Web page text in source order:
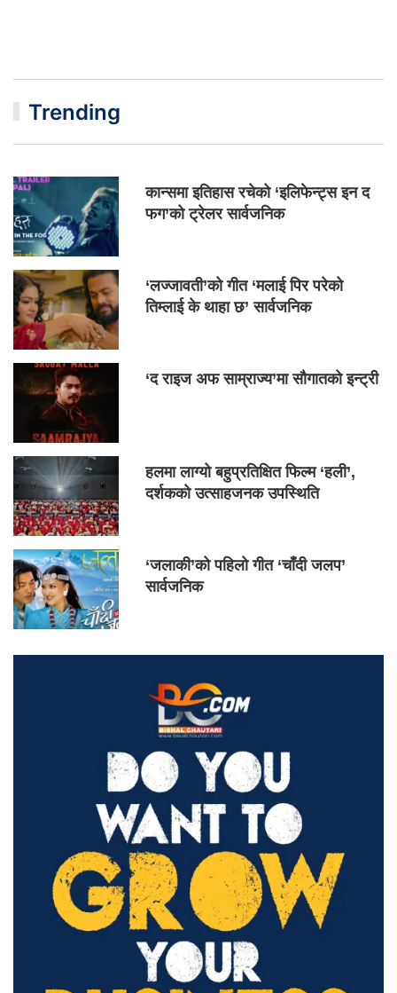
Trending
कान्समा इतिहास रचेको ‘इलिफेन्ट्स इन द
फग’को ट्रेलर सार्वजनिक
‘लज्जावती’को गीत ‘मलाई पिर परेको
तिम्लाई के थाहा छ’ सार्वजनिक
‘द राइज अफ साम्राज्य’मा सौगातको इन्ट्री
हलमा लाग्यो बहुप्रतिक्षित फिल्म ‘हली’,
दर्शकको उत्साहजनक उपस्थिति
‘जलाकी’को पहिलो गीत ‘चाँदी जलप’
सार्वजनिक